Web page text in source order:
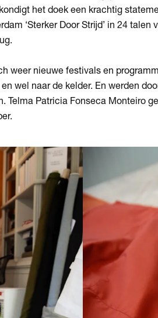
het doek een krachtig
‘Sterker Door Strijd’ in 24 talen
weer nieuwe festivals en
wel naar de kelder. En werden
Telma Patricia Fonseca Monteiro